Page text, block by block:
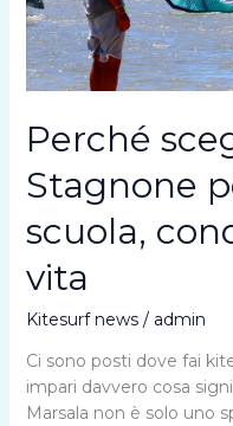
Perché
Stagnone
scuola,
vita
Kitesurf news/ admin
Ci sono posti dove fai
impari davvero cosa
Marsala non è solo uno